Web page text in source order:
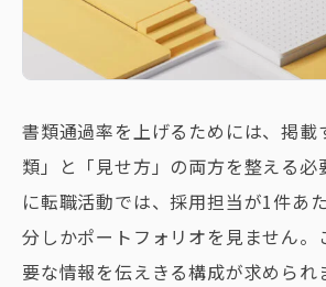
書類通過率を上げるためには、掲載
類」と「見せ方」の両方を整える必
に転職活動では、採用担当が1件あ
分しかポートフォリオを見ません。
要な情報を伝えきる構成が求められ